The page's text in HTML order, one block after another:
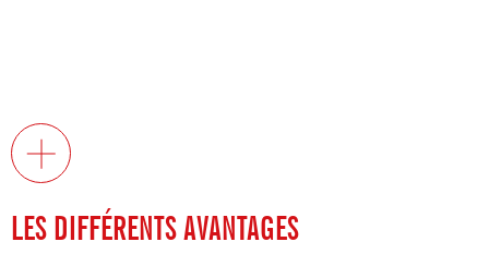
LES DIFFÉRENTS AVANTAGES